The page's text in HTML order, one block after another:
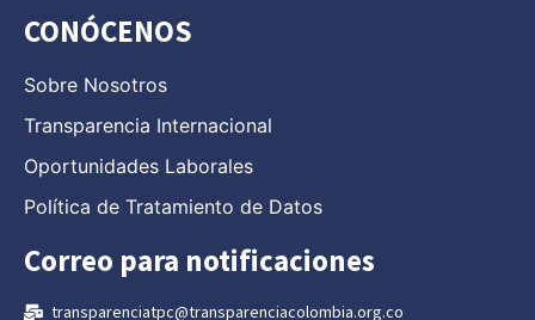
CONÓCENOS
Sobre Nosotros
Transparencia Internacional
Oportunidades Laborales
Política de Tratamiento de Datos
Correo para notificaciones
transparenciatpc@transparenciacolombia.org.co